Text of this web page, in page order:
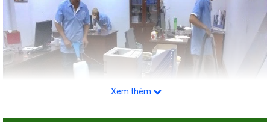
Xem thêm